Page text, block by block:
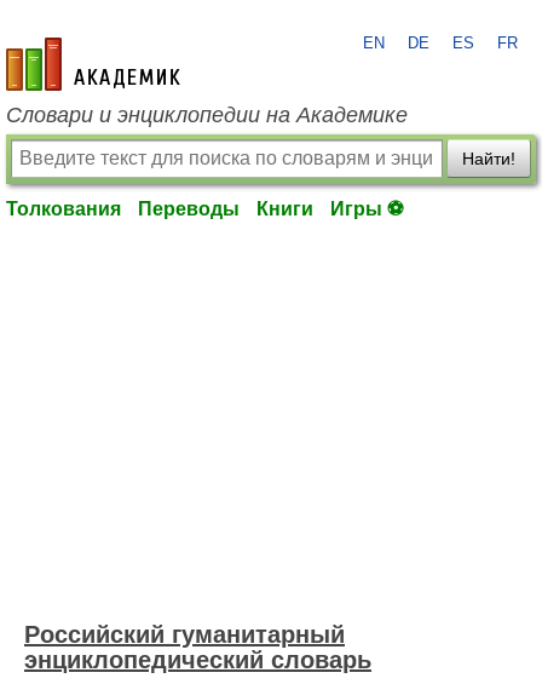
academic.ru
EN DE ES FR
Словари и энциклопедии на Академике
Найти!
Толкования Переводы Книги Игры ⚽
Российский гуманитарный
энциклопедический словарь